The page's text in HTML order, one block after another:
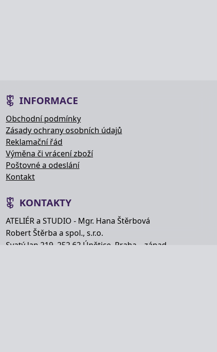
INFORMACE
Obchodní podmínky
Zásady ochrany osobních údajů
Reklamační řád
Výměna či vrácení zboží
Poštovné a odeslání
Kontakt
KONTAKTY
ATELIÉR a STUDIO - Mgr. Hana Štěrbová
Robert Štěrba a spol., s.r.o.
Svatý Jan 219, 252 62 Únětice, Praha – západ